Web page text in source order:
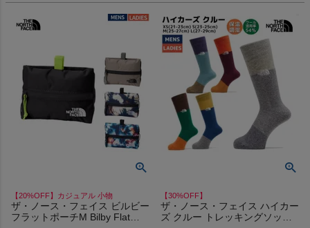
クーポン一覧
商品レビュー
プロテイン・サプリメントまとめ買い
スタッフブログ
【20%OFF】カジュアル 小物
ザ・ノース・フェイス ビルビー
フラットポーチM Bilby Flat
【30%OFF】
ザ・ノース・フェイス ハイカー
ズ クルー トレッキングソック